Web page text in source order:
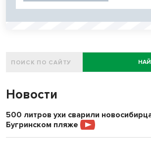
Новости
500 литров ухи сварили
Бугринском пляже